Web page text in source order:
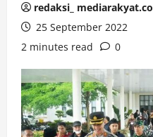
redaksi_ mediarakyat.co
25 September 2022
2 minutes read
0